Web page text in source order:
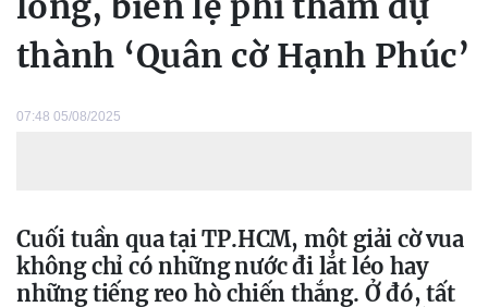
thành ‘Quân cờ Hạnh Phúc’
07:48 05/08/2025
Cuối tuần qua tại TP.HCM, một giải cờ vua
không chỉ có những nước đi lắt léo hay
những tiếng reo hò chiến thắng. Ở đó, tất